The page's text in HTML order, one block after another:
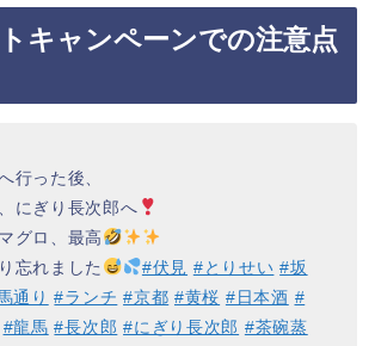
キャンペーンでの注意点
行った後、
にぎり長次郎へ
グロ、最高
忘れました
#伏見 #とりせい #坂
通り #ランチ #京都 #黄桜 #日本酒 #
#龍馬 #長次郎 #にぎり長次郎 #茶碗蒸